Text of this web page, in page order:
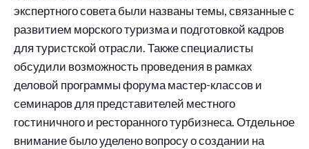
экспертного совета были названы темы, связанные с
развитием морского туризма и подготовкой кадров
для туристской отрасли. Также специалисты
обсудили возможность проведения в рамках
деловой программы форума мастер-классов и
семинаров для представителей местного
гостиничного и ресторанного турбизнеса. Отдельное
внимание было уделено вопросу о создании на